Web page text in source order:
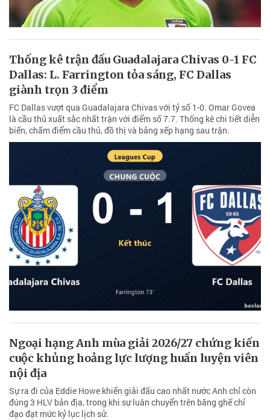
Thống kê trận đấu Guadalajara Chivas 0-1 FC
Dallas: L. Farrington tỏa sáng, FC Dallas
giành trọn 3 điểm
FC Dallas vượt qua Guadalajara Chivas với tỷ số 1-0. Omar Govea
là cầu thủ xuất sắc nhất trận với điểm số 7.7. Thống kê chi tiết diễn
biến, chấm điểm cầu thủ, đồ thị và bảng xếp hạng sau trận.
Ngoại hạng Anh mùa giải 2026/27 chứng kiến
cuộc khủng hoảng lực lượng huấn luyện viên
nội địa
Sự ra đi của Eddie Howe khiến giải đấu cao nhất nước Anh chỉ còn
đúng 3 HLV bản địa, trong khi sự luân chuyển trên băng ghế chỉ
đạo đạt mức kỷ lục lịch sử.